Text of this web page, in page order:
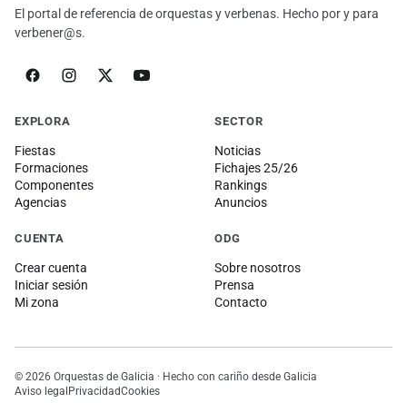
El portal de referencia de orquestas y verbenas. Hecho por y para
verbener@s.
EXPLORA
Fiestas
Formaciones
Componentes
Agencias
SECTOR
Noticias
Fichajes 25/26
Rankings
Anuncios
CUENTA
Crear cuenta
Iniciar sesión
Mi zona
ODG
Sobre nosotros
Prensa
Contacto
© 2026 Orquestas de Galicia · Hecho con cariño desde Galicia
Aviso legal PrivacidadCookies